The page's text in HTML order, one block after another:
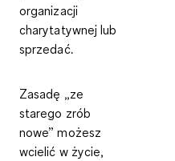
organizacji
charytatywnej lub
sprzedać.
Zasadę „ze
starego zrób
nowe” możesz
wcielić w życie,